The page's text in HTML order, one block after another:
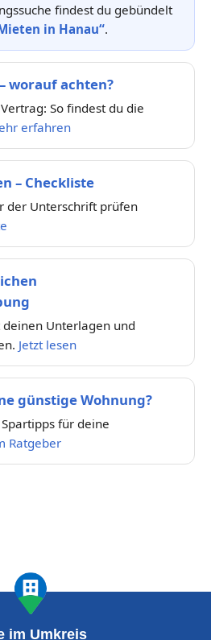
findest du gebündelt
in Hanau“.
worauf achten?
So findest du die
erfahren
– Checkliste
der Unterschrift prüfen
Unterlagen und
Jetzt lesen
günstige Wohnung?
für deine
Ratgeber
im Umkreis